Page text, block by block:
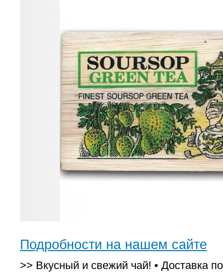
Подробности на нашем сайте
>> Вкусный и свежий чай! • Доставка